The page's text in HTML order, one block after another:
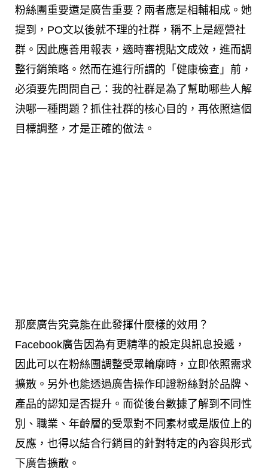
粉絲團重要還是廣告重要？兩者應是相輔相成。她
提到，PO文以後就不理的社群，稱不上是經營社
群。因此應善用報表，適時審視貼文成效，進而調
整行銷策略。然而在進行所謂的「健康檢查」前，
必須要先問問自己：我的社群是為了幫助哪些人解
決哪一種問題？抓住社群的核心目的，再依照這個
目標調整，才是正確的做法。
那麼廣告究竟能在此發揮什麼樣的效用？
Facebook廣告因為有更精準的設定與訊息投遞，
因此可以在粉絲團調整受眾輪廓時，立即依照需求
擴散。另外也能透過廣告操作印證粉絲對於品牌、
產品的認知是否提升。而從後台數據了解到不同性
別、職業、年齡層的受眾對不同素材或是版位上的
反應，也得以結合行銷目的針對特定的內容與形式
下廣告擴散。